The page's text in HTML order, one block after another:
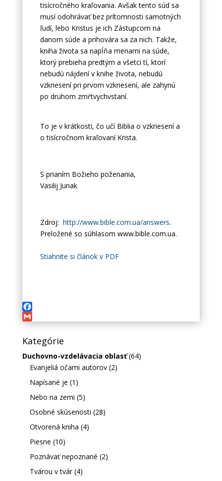
tisícročného kraľovania. Avšak tento súd sa
musí odohrávať bez prítomnosti samotných
ľudí, lebo Kristus je ich Zástupcom na
danom súde a prihovára sa za nich. Takže,
kniha života sa napĺňa menami na súde,
ktorý prebieha predtým a všetci tí, ktorí
nebudú nájdení v knihe života, nebudú
vzkriesení pri prvom vzkriesení, ale zahynú
po druhom zmŕtvychvstaní.
To je v krátkosti, čo učí Biblia o vzkriesení a
o tisícročnom kraľovaní Krista.
S prianím Božieho poženania,
Vasilij Junak
Zdroj: http://www.bible.com.ua/answers.
Preložené so súhlasom www.bible.com.ua.
Stiahnite si článok v PDF
Facebook
Gmail
Kategórie
Duchovno-vzdelávacia oblasť(64)
Evanjeliá očami autorov(2)
Napísané je (1)
Nebo na zemi (5)
Osobné skúsenosti (28)
Otvorená kniha (4)
Piesne (10)
Poznávať nepoznané (2)
Tvárou v tvár(4)